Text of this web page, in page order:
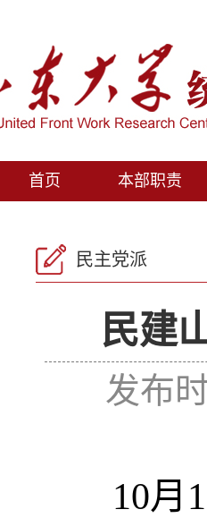
首页 本部职责
民主党派
民建
发布
10月